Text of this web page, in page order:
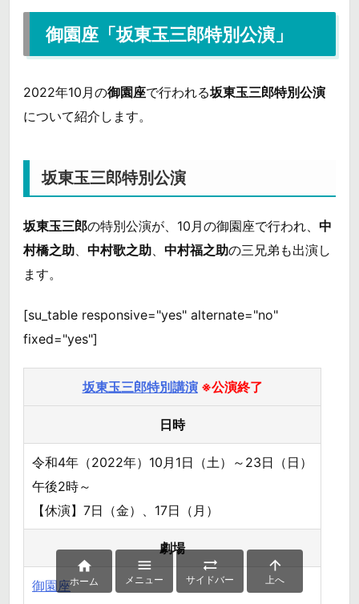
御園座「坂東玉三郎特別公演」
2022年10月の御園座で行われる坂東玉三郎特別公演
について紹介します。
坂東玉三郎特別公演
坂東玉三郎の特別公演が、10月の御園座で行われ、 中
村橋之助、 中村歌之助、 中村福之助の三兄弟も出演し
ます。
[su_table responsive="yes" alternate="no"
fixed="yes"]
坂東玉三郎特別講演 ※公演終了
日時
令和4年（2022年）10月1日（土）～23日（日）
午後2時～
【休演】7日（金）、17日（月）
劇場
御園座

ホーム

メニュー

サイドバー

上へ